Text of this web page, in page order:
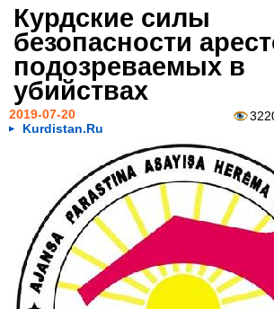
Курдские силы
безопасности
подозреваемых в
убийствах
2019-07-20
Kurdistan.Ru